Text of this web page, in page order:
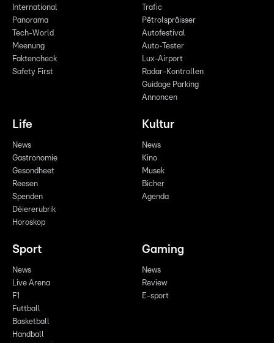
International
Panorama
Tech-World
Meenung
Faktencheck
Safety First
Trafic
Pëtrolspräisser
Autofestival
Auto-Tester
Lux-Airport
Radar-Kontrollen
Guidage Parking
Annoncen
Life
News
Gastronomie
Gesondheet
Reesen
Spenden
Déiererubrik
Horoskop
Kultur
News
Kino
Musek
Bicher
Agenda
Sport
News
Live Arena
F1
Futtball
Basketball
Handball
Gaming
News
Review
E-sport